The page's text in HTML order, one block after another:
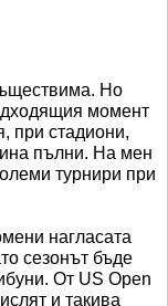
Но
момент
при стадиони,
пълни. На мен
турнири при
нагласата
сезонът бъде
От US Open
и такива